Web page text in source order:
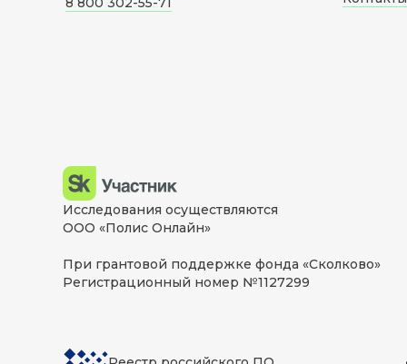
Исследования осуществляются
ООО «Полис Онлайн»
При грантовой поддержке фонда «Сколково»
Регистрационный номер №1127299